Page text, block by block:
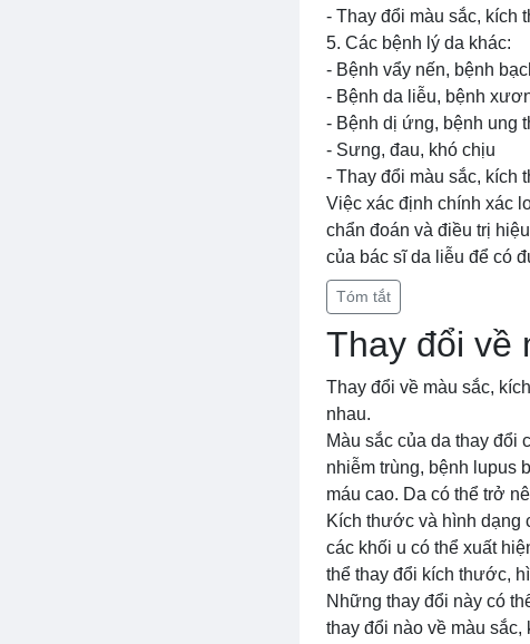
- Thay đổi màu sắc, kích
5. Các bệnh lý da khác:
- Bệnh vẩy nến, bệnh
- Bệnh da liễu, bệnh
- Bệnh dị ứng, bệnh ung
- Sưng, đau, khó chịu
- Thay đổi màu sắc, kích
Việc xác định chính xác
chẩn đoán và điều trị
của bác sĩ da liễu để có
Tóm tắt
Thay đổi về
Thay đổi về màu sắc,
nhau.
Màu sắc của da thay đổi
nhiễm trùng, bệnh lupus
máu cao. Da có thể trở
Kích thước và hình dạng
các khối u có thể xuất
thể thay đổi kích thước,
Những thay đổi này có
thay đổi nào về màu